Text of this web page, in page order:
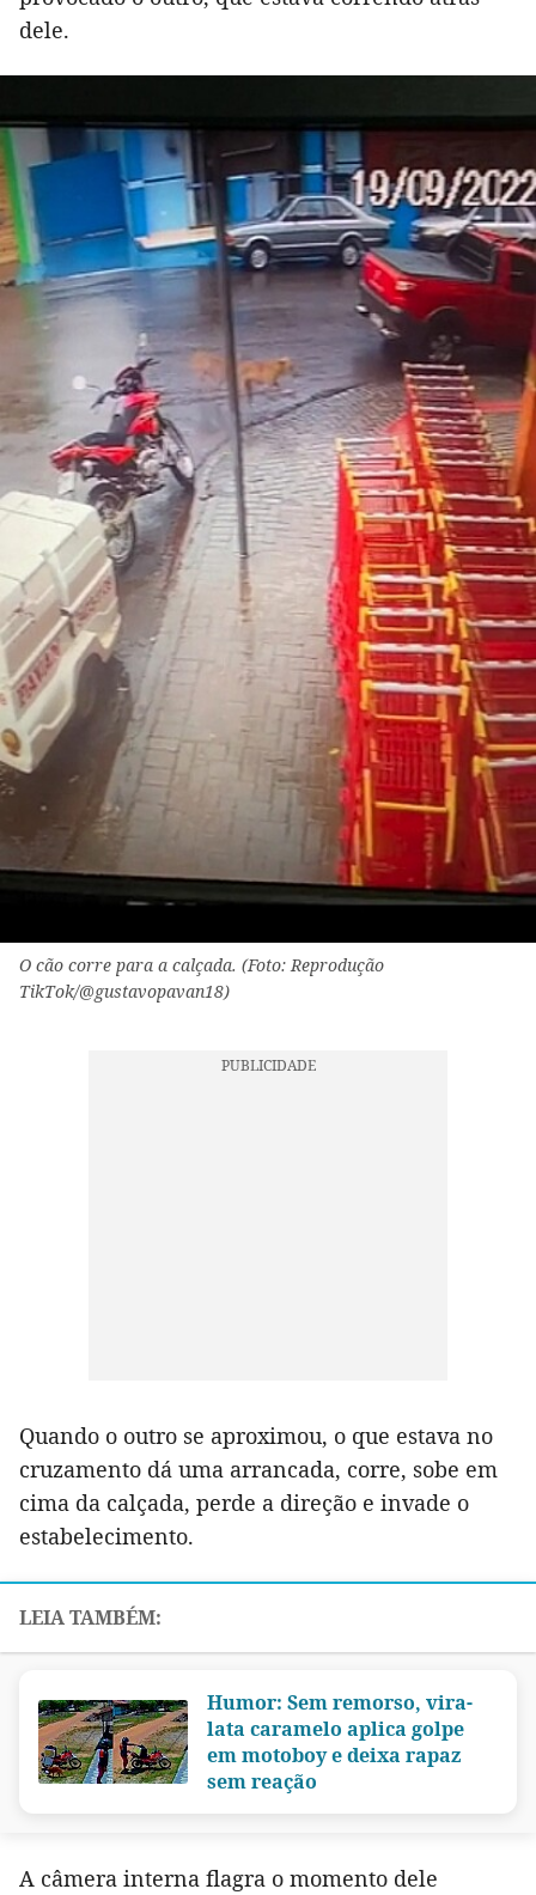
dele.
O cão corre para a calçada. (Foto: Reprodução
TikTok/@gustavopavan18)
Quando o outro se aproximou, o que estava no
cruzamento dá uma arrancada, corre, sobe em
cima da calçada, perde a direção e invade o
estabelecimento.
Humor: Sem remorso, vira-
lata caramelo aplica golpe
em motoboy e deixa rapaz
sem reação
A câmera interna flagra o momento dele